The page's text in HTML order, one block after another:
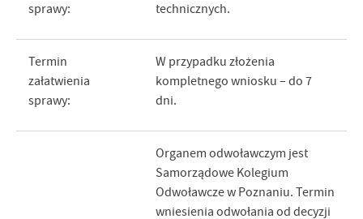
sprawy:
technicznych.
Termin
załatwienia
sprawy:
W przypadku złożenia
kompletnego wniosku – do 7
dni.
Organem odwoławczym jest
Samorządowe Kolegium
Odwoławcze w Poznaniu. Termin
wniesienia odwołania od decyzji